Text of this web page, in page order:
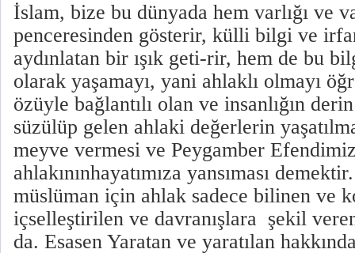
İslam, bize bu dünyada hem varlığı ve
penceresinden gösterir, külli bilgi ve
aydınlatan bir ışık geti-rir, hem de bu
olarak yaşamayı, yani ahlaklı olmayı
özüyle bağlantılı olan ve insanlığın
süzülüp gelen ahlaki değerlerin
meyve vermesi ve Peygamber
ahlakınınhayatımıza yansıması
müslüman için ahlak sadece bilinen ve
içselleştirilen ve davranışlara şekil
da. Esasen Yaratan ve yaratılan